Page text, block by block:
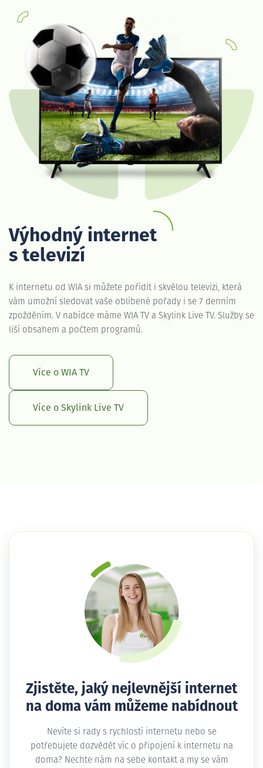
Výhodný internet
s televizí
K internetu od WIA si můžete pořídit i skvělou televizi, která
vám umožní sledovat vaše oblíbené pořady i se 7 denním
zpožděním. V nabídce máme WIA TV a Skylink Live TV. Služby se
liší obsahem a počtem programů.
Více o WIA TV
Více o Skylink Live TV
Zjistěte, jaký nejlevnější internet
na doma vám můžeme nabídnout
Nevíte si rady s rychlostí internetu nebo se
potřebujete dozvědět víc o připojení k internetu na
doma? Nechte nám na sebe kontakt a my se vám